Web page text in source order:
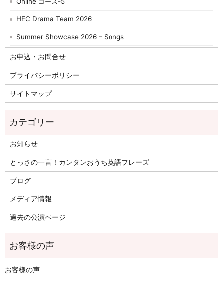
HEC Drama Team 2026
Summer Showcase 2026 – Songs
お申込・お問合せ
プライバシーポリシー
サイトマップ
お知らせ
とっさの一言！カンタンおうち英語フレーズ
ブログ
メディア情報
過去の公演ページ
お客様の声